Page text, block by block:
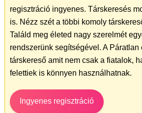
regisztráció ingyenes. Társkeresés
is. Nézz szét a többi komoly
Találd meg életed nagy szerelmét
rendszerünk segítségével. A
társkereső amit nem csak a fiatalok,
felettiek is könnyen használhatnak.
Ingyenes regisztráció